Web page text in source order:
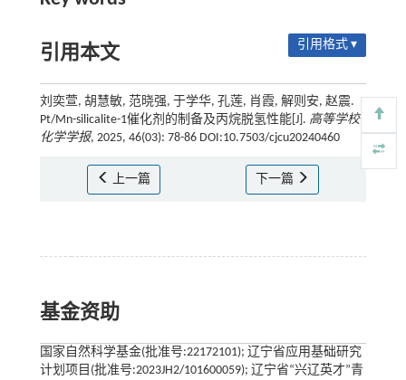
引用本文 引用格式 ▾
刘奕萱, 胡慧敏, 范晓强, 于学华, 孔莲, 肖霞, 解则安, 赵震.
Pt/Mn-silicalite-1催化剂的制备及丙烷脱氢性能[J]. 高等学校
化学学报, 2025, 46(03): 78-86 DOI:10.7503/cjcu20240460
上一篇 下一篇
基金资助
国家自然科学基金(批准号:22172101); 辽宁省应用基础研究
计划项目(批准号:2023JH2/101600059); 辽宁省“兴辽英才”青